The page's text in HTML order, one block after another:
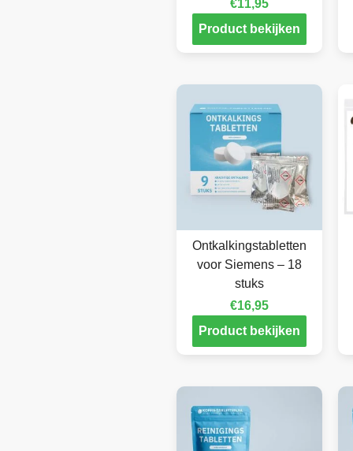
€11,95
Product bekijken
Ontkalkingstabletten
voor Siemens – 18
stuks
€16,95
Product bekijken